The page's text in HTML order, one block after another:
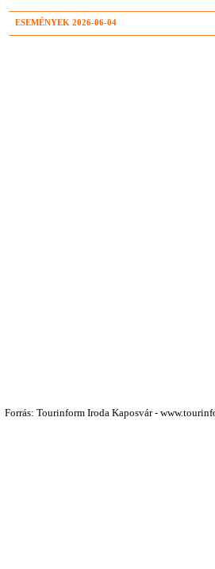
ESEMÉNYEK 2026-06-04
Forrás: Tourinform Iroda Kaposvár -